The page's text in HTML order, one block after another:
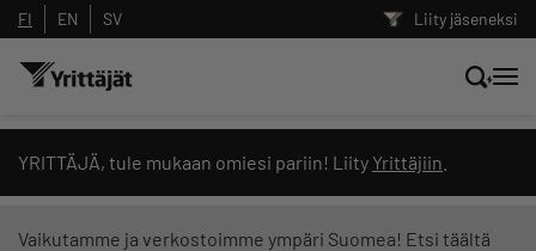
Liity jäseneksi
FI EN SV
YRITTÄJÄ, tule mukaan omiesi pariin! Liity Yrittäjiin
Vaikutamme ja verkostoimme ympäri Suomea! Etsi täältä
Hae sivustolta tai kysy suoraan
Yrittäjien tekoälyltä